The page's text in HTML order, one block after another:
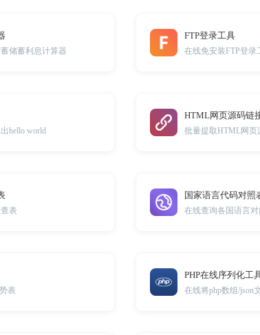
储蓄利息计算器
FTP登录工具
在线免安装FTP登录
hello world
HTML网页源码链
表
国家语言代码对照
在线查询各国语言
表
PHP在线序列化工
在线将php数组/json